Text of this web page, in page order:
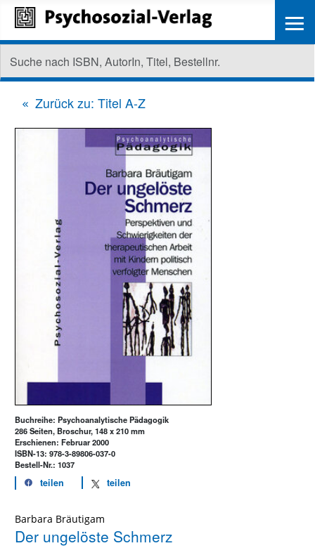
Zurück zu: Titel A-Z
Buchreihe: Psychoanalytische Pädagogik
286 Seiten, Broschur, 148 x 210 mm
Erschienen: Februar 2000
ISBN-13: 978-3-89806-037-0
Bestell-Nr.: 1037
teilen teilen
Barbara Bräutigam
Der ungelöste Schmerz
≡